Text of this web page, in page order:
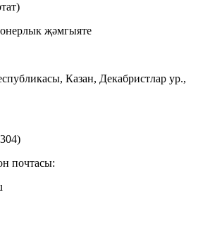
җәмгыяте
Казан, Декабристлар ур.,
почтасы: